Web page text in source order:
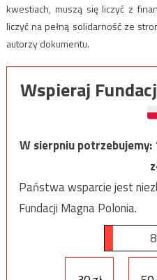
kwestiach, muszą się liczyć z
liczyć na pełną solidarność ze
autorzy dokumentu.
Wspieraj
W sierpniu potrzebujemy:
Państwa wsparcie jest
Fundacji Magna Polonia.